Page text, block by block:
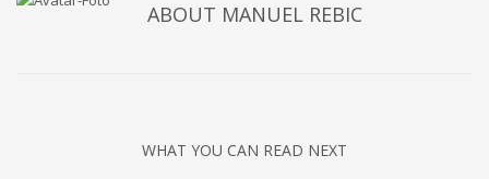
ABOUT MANUEL REBIC
WHAT YOU CAN READ NEXT